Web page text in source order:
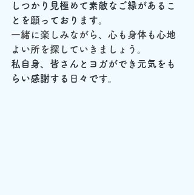
しつかり見極めて素敵なご縁があるこ
とを願っております。
一緒に楽しみながら、心も身体も心地
よい所を探していきましょう。
私自身、皆さんとヨガができ元気をも
らい感謝する日々です。